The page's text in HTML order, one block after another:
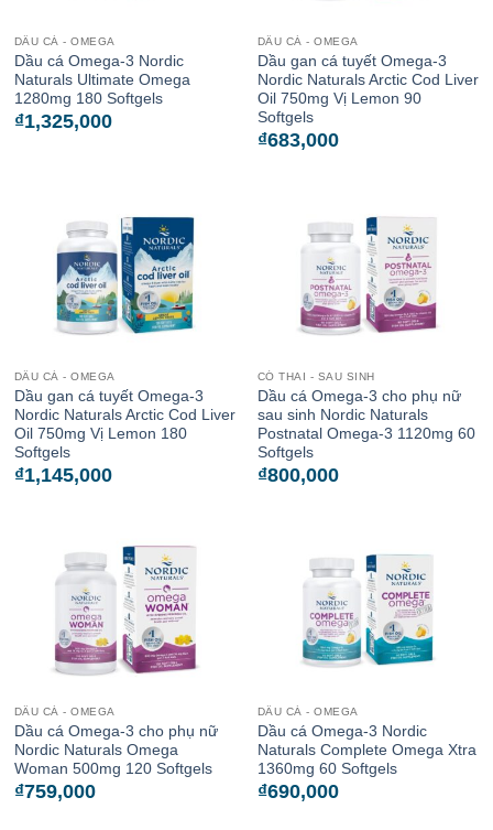
DẦU CÁ - OMEGA
Dầu cá Omega-3 Nordic
Naturals Ultimate Omega
1280mg 180 Softgels
₫1,325,000
DẦU CÁ - OMEGA
Dầu gan cá tuyết Omega-3
Nordic Naturals Arctic Cod Liver
Oil 750mg Vị Lemon 90
Softgels
₫683,000
DẦU CÁ - OMEGA
Dầu gan cá tuyết Omega-3
Nordic Naturals Arctic Cod Liver
Oil 750mg Vị Lemon 180
Softgels
₫1,145,000
CÓ THAI - SAU SINH
Dầu cá Omega-3 cho phụ nữ
sau sinh Nordic Naturals
Postnatal Omega-3 1120mg 60
Softgels
₫800,000
DẦU CÁ - OMEGA
Dầu cá Omega-3 cho phụ nữ
Nordic Naturals Omega
Woman 500mg 120 Softgels
₫759,000
DẦU CÁ - OMEGA
Dầu cá Omega-3 Nordic
Naturals Complete Omega Xtra
1360mg 60 Softgels
₫690,000